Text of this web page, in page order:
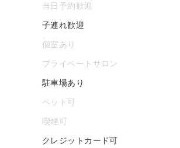
当日予約歓迎
子連れ歓迎
個室あり
プライベートサロン
駐車場あり
ペット可
喫煙可
クレジットカード可